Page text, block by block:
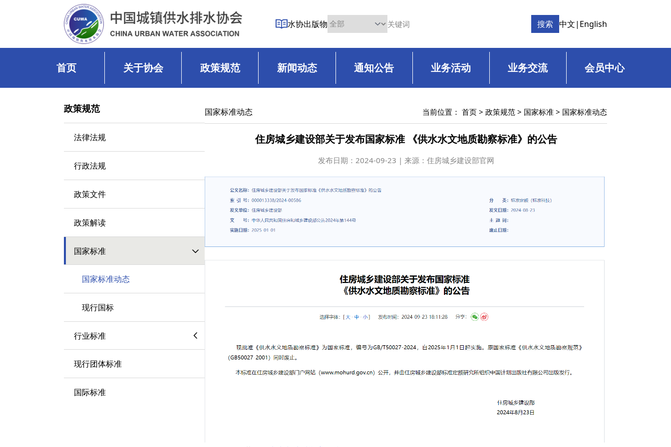
水协出版物 搜索 中文| English
首页 关于协会 政策规范 新闻动态 通知公告 业务活动 业务交流 会员中心
政策规范
法律法规
行政法规
政策文件
政策解读
国家标准
国家标准动态
现行国标
行业标准
现行团体标准
国际标准
国家标准动态 当前位置： 首页 > 政策规范 > 国家标准 > 国家标准动态
住房城乡建设部关于发布国家标准 《供水水文地质勘察标准》的公告
发布日期： 2024-09-23 | 来源：住房城乡建设部官网